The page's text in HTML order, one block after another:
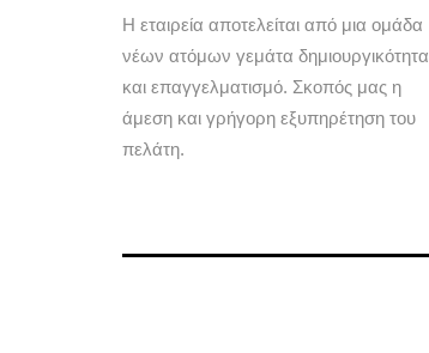
Η εταιρεία αποτελείται από μια ομάδα
νέων ατόμων γεμάτα δημιουργικότητα
και επαγγελματισμό. Σκοπός μας η
άμεση και γρήγορη εξυπηρέτηση του
πελάτη.